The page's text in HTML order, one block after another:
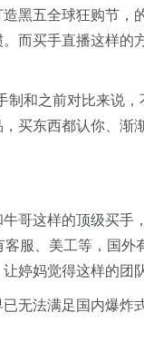
黑五全球狂购节，
而买手直播这样
制和之前对比来说
买东西都认你、
哥这样的顶级买
服、美工等，国
婷妈觉得这样的团
无法满足国内爆炸